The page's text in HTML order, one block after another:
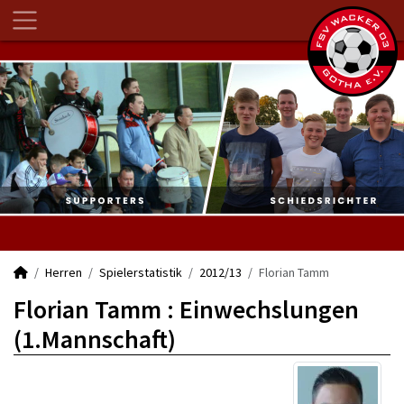
Herren Spielerstatistik 2012/13 Florian Tamm
Florian Tamm : Einwechslungen
(1.Mannschaft)